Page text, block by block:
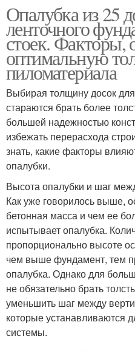
Опалубка из 25
ленточного
стоек.
оптимальную
пиломатериала
Выбирая толщину досок
стараются брать более
большей надежностью
избежать перерасхода
знать, какие факторы
опалубки.
Высота опалубки и шаг
Как уже говорилось выше,
бетонная масса и чем ее
испытывает опалубка.
пропорционально высоте
чем выше фундамент, тем
опалубка. Однако для
не обязательно брать
уменьшить шаг между
которые устанавливаются
системы.